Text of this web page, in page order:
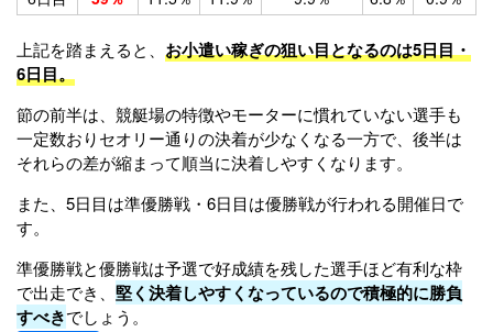
上記を踏まえると、 お小遣い稼ぎの狙い目となるのは5日目・
6日目。
節の前半は、競艇場の特徴やモーターに慣れていない選手も
一定数おりセオリー通りの決着が少なくなる一方で、後半は
それらの差が縮まって順当に決着しやすくなります。
また、5日目は準優勝戦・6日目は優勝戦が行われる開催日で
す。
準優勝戦と優勝戦は予選で好成績を残した選手ほど有利な枠
で出走でき、 堅く決着しやすくなっているので積極的に勝負
すべきでしょう。